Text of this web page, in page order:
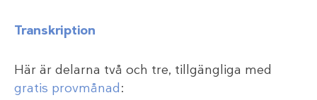
Transkription
Här är delarna två och tre, tillgängliga med
gratis provmånad: